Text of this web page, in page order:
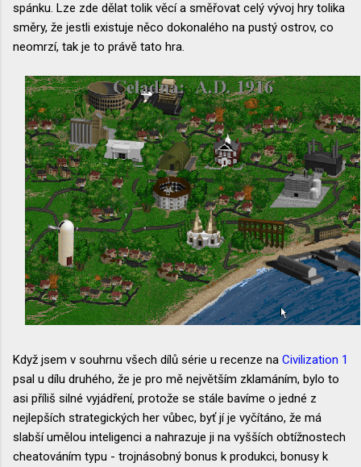
spánku. Lze zde dělat tolik věcí a směřovat celý vývoj hry tolika
směry, že jestli existuje něco dokonalého na pustý ostrov, co
neomrzí, tak je to právě tato hra.
Když jsem v souhrnu všech dílů série u recenze na Civilization 1
psal u dílu druhého, že je pro mě největším zklamáním, bylo to
asi příliš silné vyjádření, protože se stále bavíme o jedné z
nejlepších strategických her vůbec, byť jí je vyčítáno, že má
slabší umělou inteligenci a nahrazuje ji na vyšších obtížnostech
cheatováním typu - trojnásobný bonus k produkci, bonusy k